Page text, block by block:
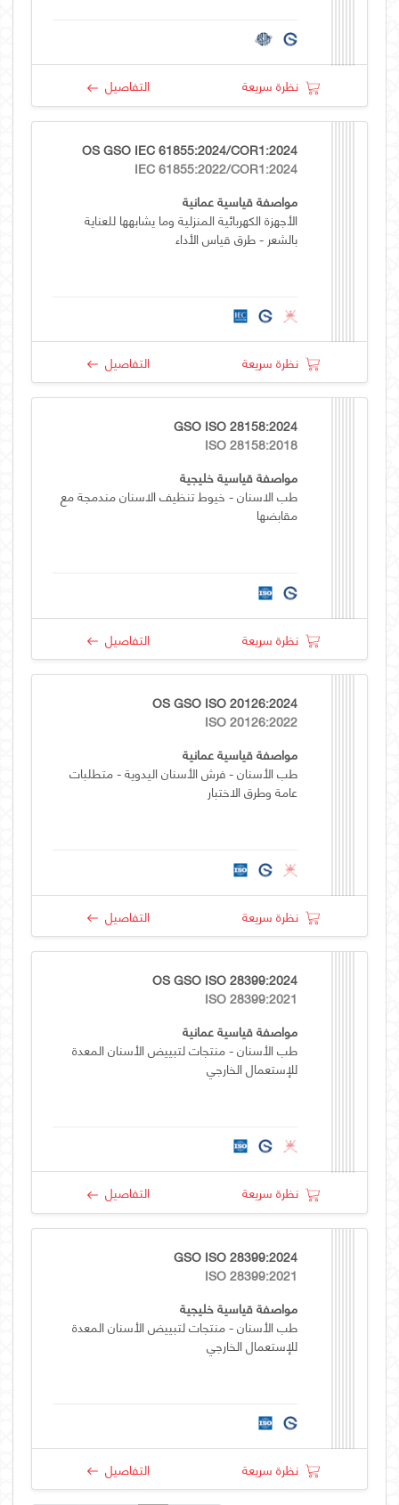
نظرة سريعة التفاصيل
OS GSO IEC 61855:2024/COR1:2024
IEC 61855:2022/COR1:2024
مواصفة قياسية عمانية
الأجهزة الكهربائية المنزلية وما يشابهها للعناية
بالشعر - طرق قياس الأداء
نظرة سريعة التفاصيل
GSO ISO 28158:2024
ISO 28158:2018
مواصفة قياسية خليجية
طب الاسنان - خيوط تنظيف الاسنان مندمجة مع
مقابضها
نظرة سريعة التفاصيل
OS GSO ISO 20126:2024
ISO 20126:2022
مواصفة قياسية عمانية
طب الأسنان - فرش الأسنان اليدوية - متطلبات
عامة وطرق الاختبار
نظرة سريعة التفاصيل
OS GSO ISO 28399:2024
ISO 28399:2021
مواصفة قياسية عمانية
طب الأسنان - منتجات لتبييض الأسنان المعدة
للإستعمال الخارجي
نظرة سريعة التفاصيل
GSO ISO 28399:2024
ISO 28399:2021
مواصفة قياسية خليجية
طب الأسنان - منتجات لتبييض الأسنان المعدة
للإستعمال الخارجي
نظرة سريعة التفاصيل